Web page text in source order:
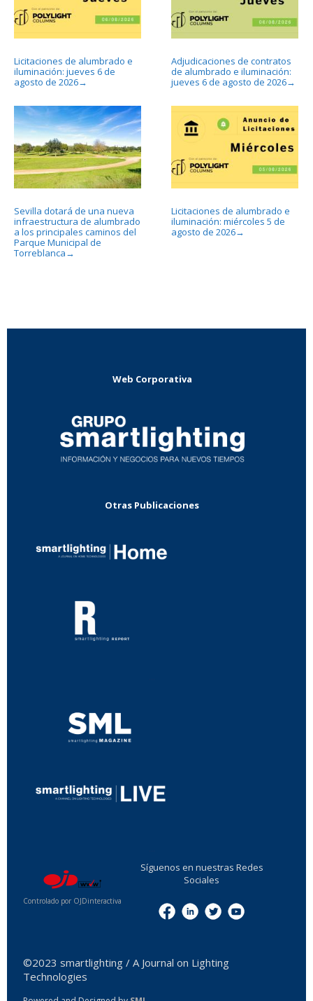
Licitaciones de alumbrado e
iluminación: jueves 6 de
agosto de 2026→
Adjudicaciones de contratos
de alumbrado e iluminación:
jueves 6 de agosto de 2026→
Sevilla dotará de una nueva
infraestructura de alumbrado
a los principales caminos del
Parque Municipal de
Torreblanca →
Licitaciones de alumbrado e
iluminación: miércoles 5 de
agosto de 2026→
Web Corporativa
Otras Publicaciones
Controlado por OJDinteractiva
Síguenos en nuestras Redes
Sociales
©2023 smartlighting / A Journal on Lighting
Technologies